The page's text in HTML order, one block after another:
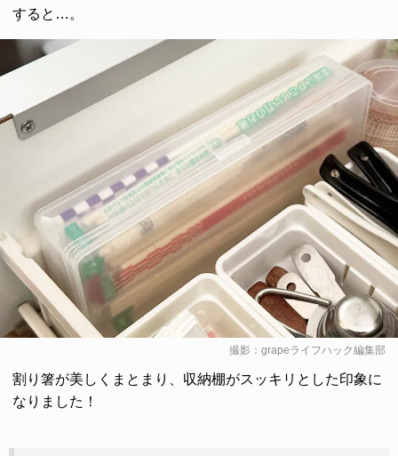
すると…。
撮影：grapeライフハック編集部
割り箸が美しくまとまり、収納棚がスッキリとした印象に
なりました！